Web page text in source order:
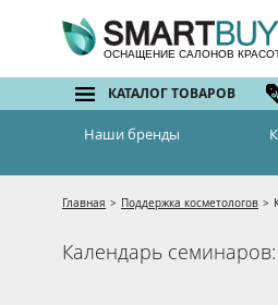
ОСНАЩЕНИЕ САЛОНОВ
КАТАЛОГ ТОВАРОВ
Наши бренды
Главная > Поддержка косметологов >
Календарь семинаров: